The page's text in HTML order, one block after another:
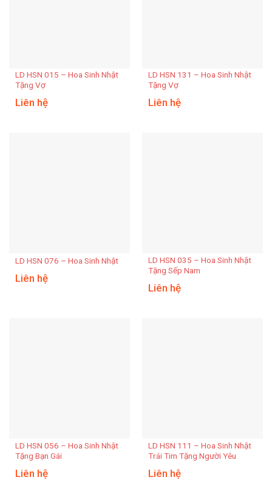
LD HSN 015 – Hoa Sinh Nhật
Tặng Vợ
Liên hệ
LD HSN 131 – Hoa Sinh Nhật
Tặng Vợ
Liên hệ
LD HSN 076 – Hoa Sinh Nhật
Liên hệ
LD HSN 035 – Hoa Sinh Nhật
Tặng Sếp Nam
Liên hệ
LD HSN 056 – Hoa Sinh Nhật
Tặng Bạn Gái
Liên hệ
LD HSN 111 – Hoa Sinh Nhật
Trái Tim Tặng Người Yêu
Liên hệ